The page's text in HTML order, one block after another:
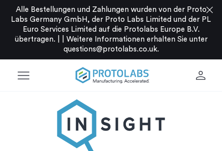
Alle Bestellungen und Zahlungen wurden von der Proto
Labs Germany GmbH, der Proto Labs Limited und der PL
Euro Services Limited auf die Protolabs Europe B.V.
übertragen. |
Weitere Informationen erhalten Sie unter
questions@protolabs.co.uk.
close
menu person